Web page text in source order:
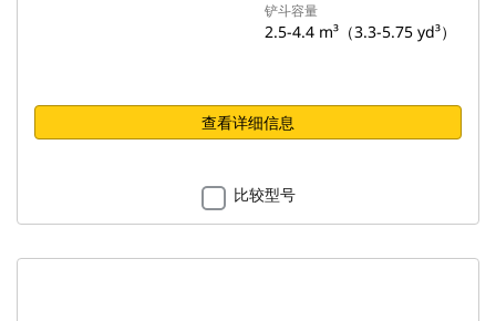
铲斗容量
2.5-4.4 m³（3.3-5.75 yd³）
查看详细信息
比较型号